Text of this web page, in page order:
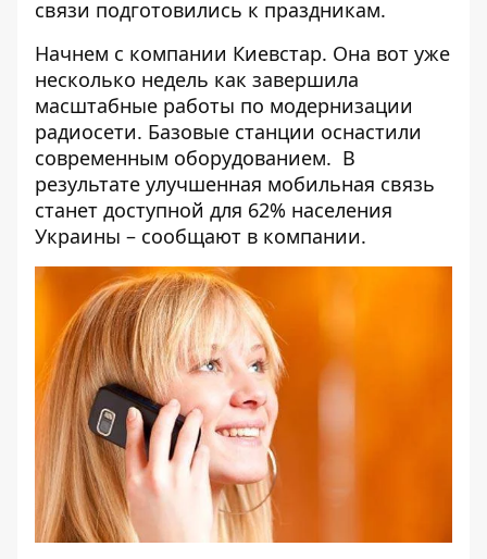
связи подготовились к праздникам.
Начнем с компании Киевстар. Она вот уже
несколько недель как завершила
масштабные работы по модернизации
радиосети. Базовые станции оснастили
современным оборудованием. В
результате улучшенная мобильная связь
станет доступной для 62% населения
Украины – сообщают в компании.